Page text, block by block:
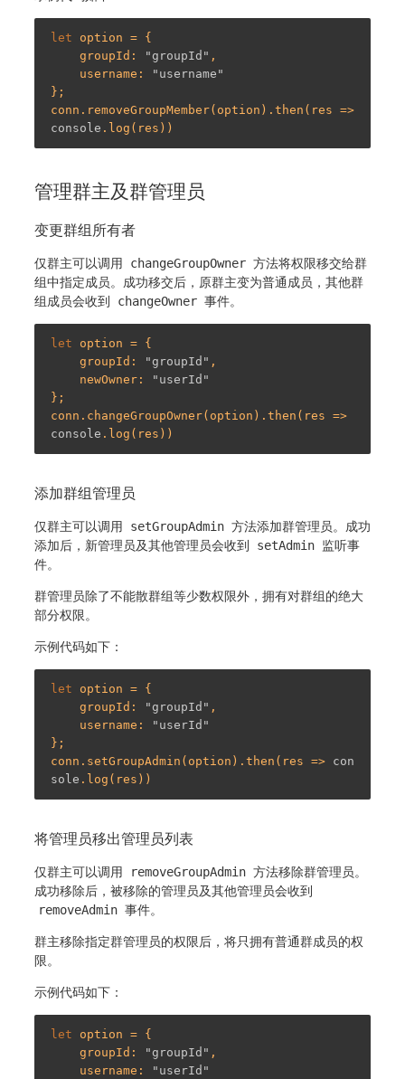
let option = {
    groupId:
"groupId" ,
    username:
"username"
};
console
管理群主及群管理员
变更群组所有者
仅群主可以调用 changeGroupOwner 方法将权限移交给群
组中指定成员。成功移交后，原群主变为普通成员，其他群
组成员会收到
changeOwner 事件。
let option = {
    groupId:
"groupId" ,
    newOwner:
"userId"
};
console
添加群组管理员
仅群主可以调用 setGroupAdmin 方法添加群管理员。成功
添加后，新管理员及其他管理员会收到
setAdmin 监听事
件。
群管理员除了不能散群组等少数权限外，拥有对群组的绝大
部分权限。
示例代码如下：
let option = {
    groupId:
"groupId" ,
    username:
"userId"
};
conn.setGroupAdmin(option).then(res => con
sole
将管理员移出管理员列表
仅群主可以调用 removeGroupAdmin 方法移除群管理员。
成功移除后，被移除的管理员及其他管理员会收到
removeAdmin 事件。
群主移除指定群管理员的权限后，将只拥有普通群成员的权
限。
示例代码如下：
let option = {
    groupId:
"groupId" ,
    username:
"userId"